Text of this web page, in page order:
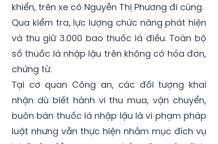
khiển, trên xe có Nguyễn Thị Phương đi cùng.
Qua kiểm tra, lực lượng chức năng phát hiện
và thu giữ 3.000 bao thuốc lá điếu. Toàn bộ
số thuốc lá nhập lậu trên không có hóa đơn,
chứng từ.
Tại cơ quan Công an, các đối tượng khai
nhận dù biết hành vi thu mua, vận chuyển,
buôn bán thuốc lá nhập lậu là vi phạm pháp
luật nhưng vẫn thực hiện nhằm mục đích vụ